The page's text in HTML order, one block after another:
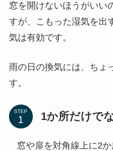
窓を開けないほうがいい
すが、こもった湿気を出
気は有効です。
雨の日の換気には、ちょ
す。
STEP 1か所だけで
窓や扉を対角線上に2